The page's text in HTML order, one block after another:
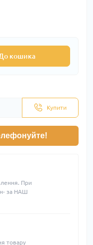
кошика
Купити
При
за НАШ
товару